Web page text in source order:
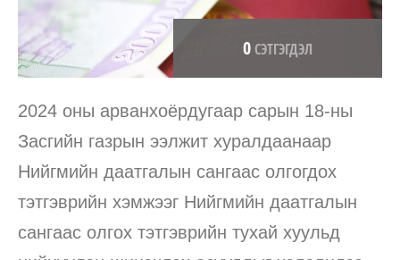
0СЭТГЭГДЭЛ
2024 оны арванхоёрдугаар сарын 18-ны
Засгийн газрын ээлжит хуралдаанаар
Нийгмийн даатгалын сангаас олгогдох
тэтгэврийн хэмжээг Нийгмийн даатгалын
сангаас олгох тэтгэврийн тухай хуульд